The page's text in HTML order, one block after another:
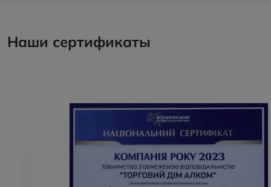
Наши сертификаты